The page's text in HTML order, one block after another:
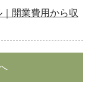
開業費用から収